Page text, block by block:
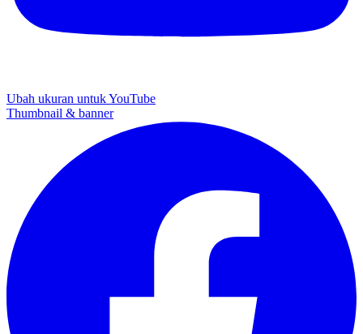
Ubah ukuran untuk YouTube
Thumbnail & banner